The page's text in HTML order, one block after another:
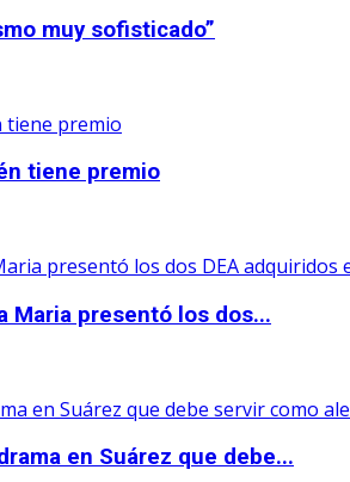
muy sofisticado”
tiene premio
Maria presentó los dos...
en Suárez que debe...